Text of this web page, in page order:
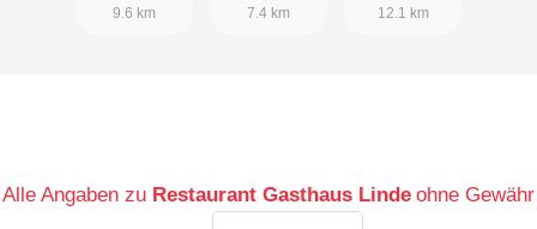
9.6 km
7.4 km
12.1 km
Alle Angaben zu Restaurant Gasthaus Linde ohne Gewähr